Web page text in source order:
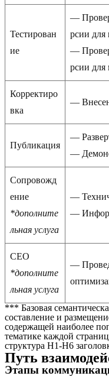
Тестирован
ие
—
рсии для
—
рсии для
Корректиро
вка
—
Публикация
—
—
Сопровожд
ение
*дополните
льная услуга
—
—
СЕО
*дополните
льная услуга
—
*** Базовая
составление и
содержащей наиболее
тематике каждой
структура H1-H6
Путь
Этапы